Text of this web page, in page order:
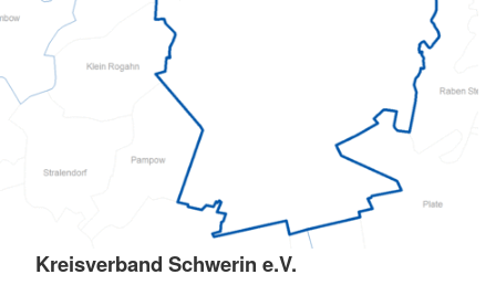
Kreisverband Schwerin e.V.